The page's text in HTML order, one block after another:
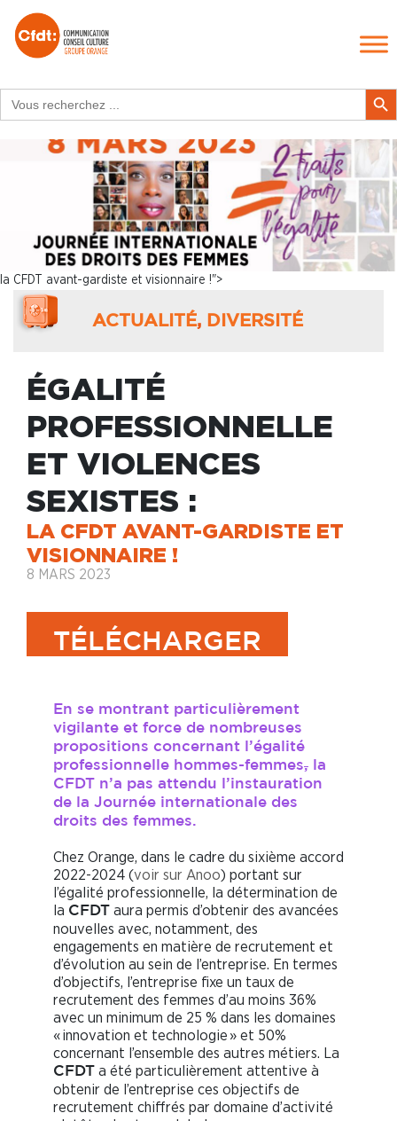
for:
Search
la CFDT avant-gardiste et visionnaire !">
ACTUALITÉ, DIVERSITÉ
ÉGALITÉ
PROFESSIONNELLE
ET VIOLENCES
SEXISTES :
LA CFDT AVANT-GARDISTE ET
VISIONNAIRE !
8 MARS 2023
TÉLÉCHARGER
En se montrant particulièrement
vigilante et force de nombreuses
propositions concernant l’égalité
professionnelle hommes-femmes, la
CFDT n’a pas attendu l’instauration
de la Journée internationale des
droits des femmes.
Chez Orange, dans le cadre du sixième accord
2022-2024 (voir sur Anoo) portant sur
l’égalité professionnelle, la détermination de
la CFDT
aura permis d’obtenir des avancées
nouvelles avec, notamment, des
engagements en matière de recrutement et
d’évolution au sein de l’entreprise. En termes
d’objectifs, l’entreprise fixe un taux de
recrutement des femmes d’au moins 36%
avec un minimum de 25 % dans les domaines
« innovation et technologie » et 50%
concernant l’ensemble des autres métiers. La
CFDT
a été particulièrement attentive à
obtenir de l’entreprise ces objectifs de
recrutement chiffrés par domaine d’activité